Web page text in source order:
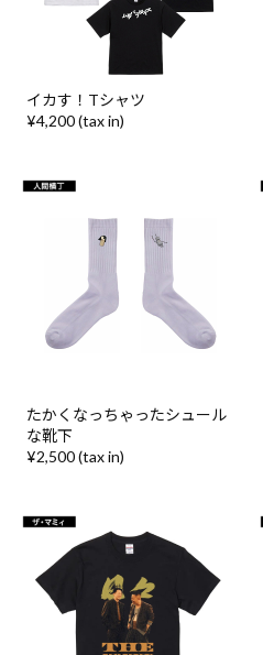
イカす！Tシャツ
¥4,200 (tax in)
たかくなっちゃったシュール
な靴下
¥2,500 (tax in)